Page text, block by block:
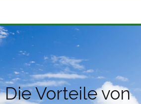
Die Vorteile von